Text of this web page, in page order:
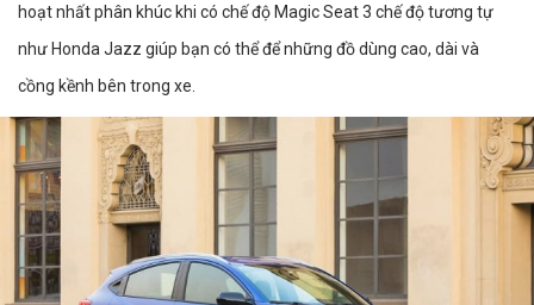
hoạt nhất phân khúc khi có chế độ Magic Seat 3 chế độ tương tự
như Honda Jazz giúp bạn có thể để những đồ dùng cao, dài và
cồng kềnh bên trong xe.